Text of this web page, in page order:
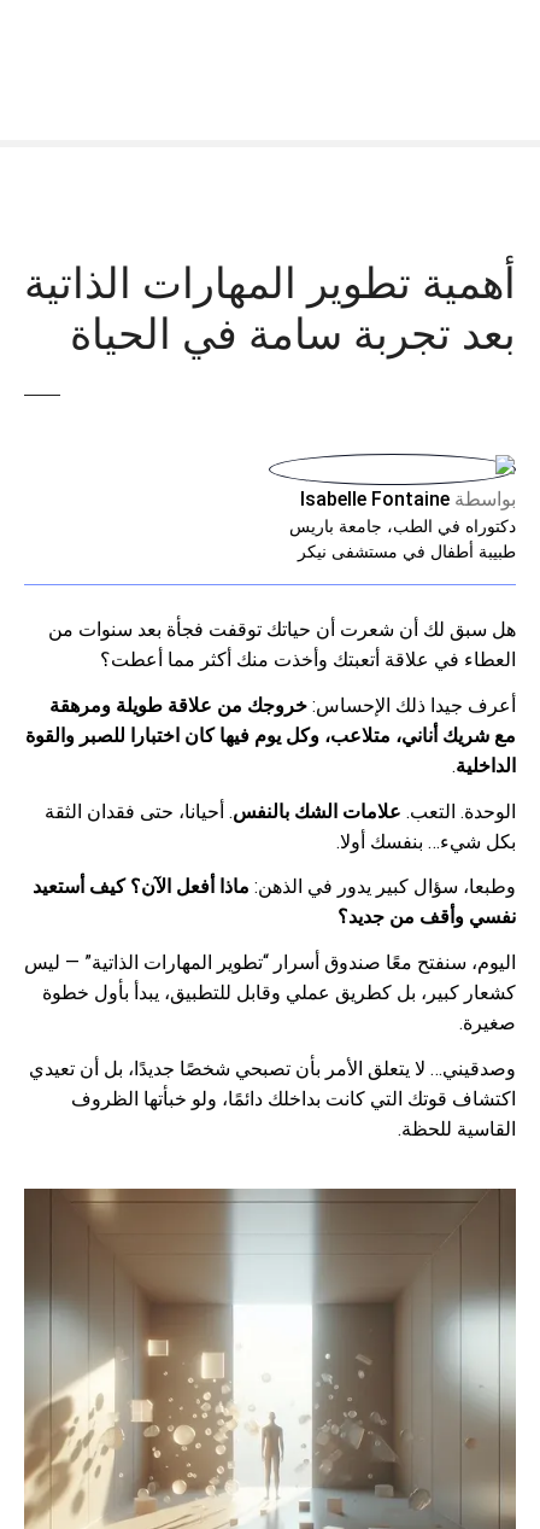
أهمية تطوير المهارات الذاتية
بعد تجربة سامة في الحياة
بواسطة Isabelle Fontaine
دكتوراه في الطب، جامعة باريس
طبيبة أطفال في مستشفى نيكر
هل سبق لك أن شعرت أن حياتك توقفت فجأة بعد سنوات من
العطاء في علاقة أتعبتك وأخذت منك أكثر مما أعطت؟
أعرف جيدا ذلك الإحساس: خروجك من علاقة طويلة ومرهقة
مع شريك أناني، متلاعب، وكل يوم فيها كان اختبارا للصبر والقوة
الداخلية.
الوحدة. التعب. علامات الشك بالنفس. أحيانا، حتى فقدان الثقة
بكل شيء… بنفسك أولا.
وطبعا، سؤال كبير يدور في الذهن: ماذا أفعل الآن؟ كيف أستعيد
نفسي وأقف من جديد؟
اليوم، سنفتح معًا صندوق أسرار “تطوير المهارات الذاتية” — ليس
كشعار كبير، بل كطريق عملي وقابل للتطبيق، يبدأ بأول خطوة
صغيرة.
وصدقيني… لا يتعلق الأمر بأن تصبحي شخصًا جديدًا، بل أن تعيدي
اكتشاف قوتك التي كانت بداخلك دائمًا، ولو خبأتها الظروف
القاسية للحظة.